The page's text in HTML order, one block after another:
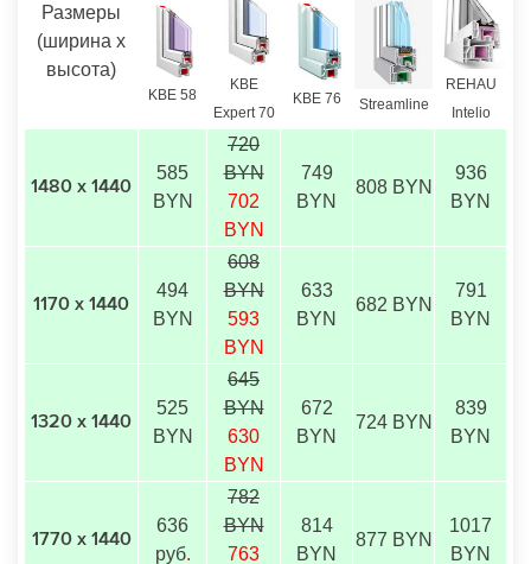
Размеры
(ширина х
высота)
KBE 58
KBE
Expert 70
KBE 76 Streamline
REHAU
Intelio
1480 х 1440
585
BYN
720
BYN
702
BYN
749
BYN
808 BYN
936
BYN
1170 х 1440
494
BYN
608
BYN
593
BYN
633
BYN
682 BYN
791
BYN
1320 х 1440
525
BYN
645
BYN
630
BYN
672
BYN
724 BYN
839
BYN
1770 х 1440
636
руб.
782
BYN
763
814
BYN
877 BYN
1017
BYN